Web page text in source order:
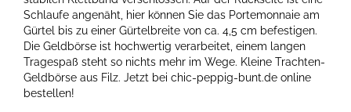
Schlaufe angenäht, hier können Sie das Portemonnaie am
Gürtel bis zu einer Gürtelbreite von ca. 4,5 cm befestigen.
Die Geldbörse ist hochwertig verarbeitet, einem langen
Tragespaß steht so nichts mehr im Wege. Kleine Trachten-
Geldbörse aus Filz. Jetzt bei chic-peppig-bunt.de online
bestellen!